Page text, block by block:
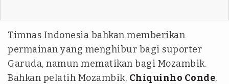
Timnas Indonesia bahkan memberikan
permainan yang menghibur bagi suporter
Garuda, namun mematikan bagi Mozambik.
Bahkan pelatih Mozambik, Chiquinho Conde,